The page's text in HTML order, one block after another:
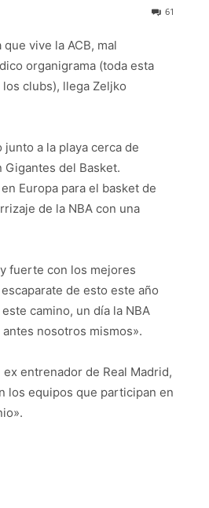
61
vive la ACB, mal
organigrama (toda esta
clubs), llega Zeljko
a la playa cerca de
del Basket.
Europa para el basket de
de la NBA con una
fuerte con los mejores
de esto este año
camino, un día la NBA
nosotros mismos».
entrenador de Real Madrid,
los equipos que participan en